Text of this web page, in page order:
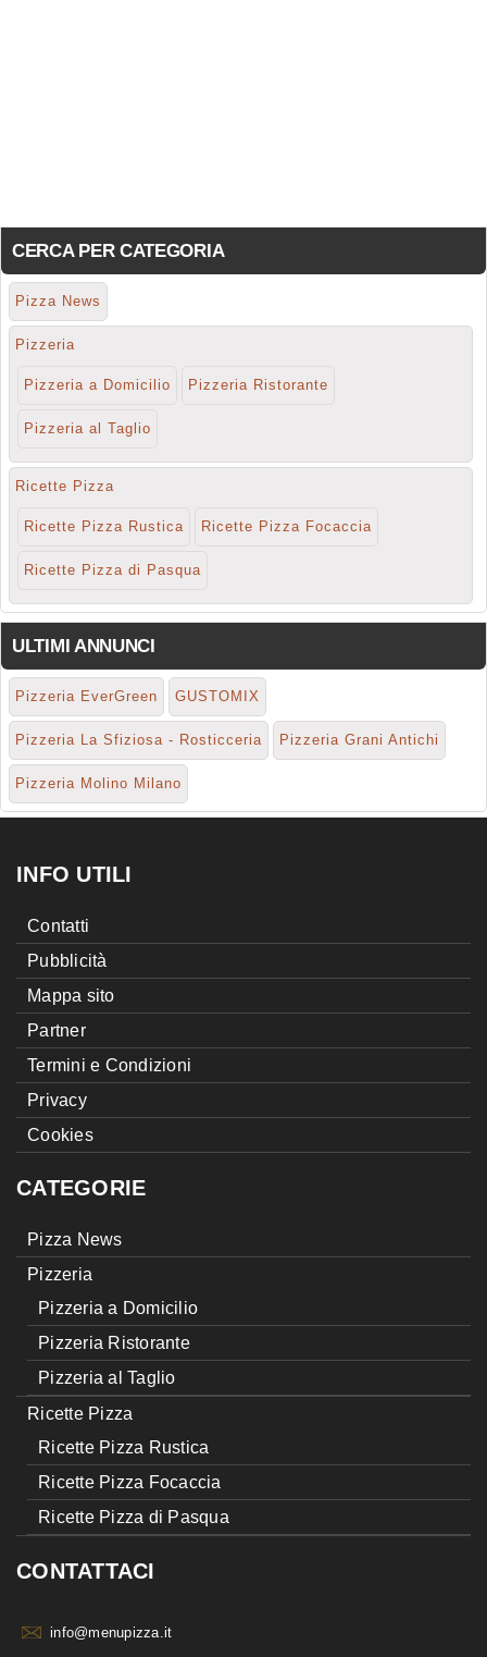
CERCA PER CATEGORIA
Pizza News
Pizzeria
Pizzeria a Domicilio Pizzeria Ristorante
Pizzeria al Taglio
Ricette Pizza
Ricette Pizza Rustica Ricette Pizza Focaccia
Ricette Pizza di Pasqua
ULTIMI ANNUNCI
Pizzeria EverGreen GUSTOMIX
Pizzeria La Sfiziosa - Rosticceria Pizzeria Grani Antichi
Pizzeria Molino Milano
INFO UTILI
Contatti
Pubblicità
Mappa sito
Partner
Termini e Condizioni
Privacy
Cookies
CATEGORIE
Pizza News
Pizzeria
Pizzeria a Domicilio
Pizzeria Ristorante
Pizzeria al Taglio
Ricette Pizza
Ricette Pizza Rustica
Ricette Pizza Focaccia
Ricette Pizza di Pasqua
CONTATTACI
info@menupizza.it